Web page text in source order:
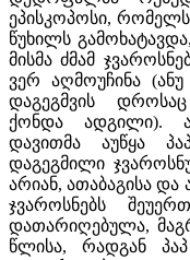
ეპისკოპოსი,
წუხილს
მისმა ძმამ
ვერ აღმოუჩინა
დაგეგმვის
ქონდა ადგილი).
დავითმა აუწყა
დაგეგმილი
არიან, ათაბაგისა
ჯვაროსნებს
დათარიღებულა,
წლისა, რადგან